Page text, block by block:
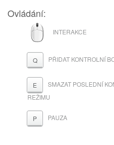
Ovládání:
MYŠ
INTERAKCE
Q PŘIDAT KONTROLNÍ
E
SMAZAT POSLEDNÍ
REŽIMU
P PAUZA